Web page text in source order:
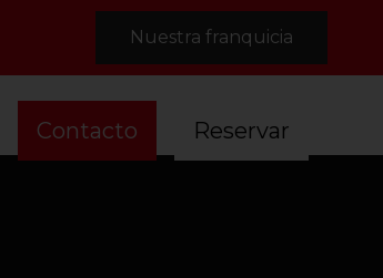
Nuestra franquicia
Contacto Reservar